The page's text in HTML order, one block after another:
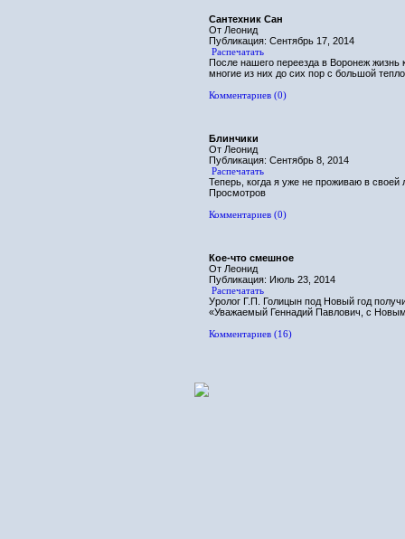
Сантехник Сан
От Леонид
Публикация: Сентябрь 17, 2014
Распечатать
После нашего переезда в Воронеж жизнь
многие из них до сих пор с большой
Комментариев (0)
Блинчики
От Леонид
Публикация: Сентябрь 8, 2014
Распечатать
Теперь, когда я уже не проживаю в
Просмотров
Комментариев (0)
Кое-что смешное
От Леонид
Публикация: Июль 23, 2014
Распечатать
Уролог Г.П. Голицын под Новый год
«Уважаемый Геннадий Павлович, с
Комментариев (16)